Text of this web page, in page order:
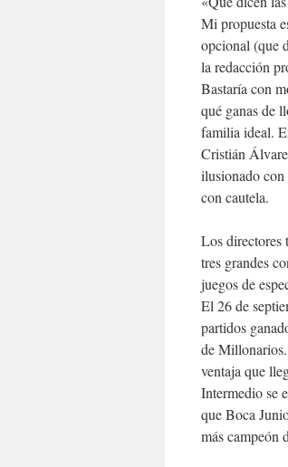
Mi propuesta
opcional (que
la redacción
Bastaría con
qué ganas de
familia ideal.
Cristián
ilusionado con
con cautela.
Los directores
tres grandes
juegos de
El 26 de
partidos
de
ventaja que
Intermedio se
que Boca
más campeón